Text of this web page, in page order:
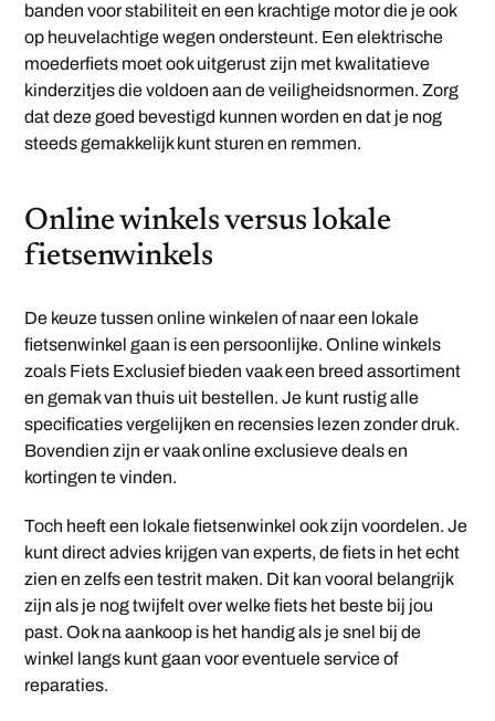
banden voor stabiliteit en een krachtige motor die je ook
op heuvelachtige wegen ondersteunt. Een elektrische
moederfiets moet ook uitgerust zijn met kwalitatieve
kinderzitjes die voldoen aan de veiligheidsnormen. Zorg
dat deze goed bevestigd kunnen worden en dat je nog
steeds gemakkelijk kunt sturen en remmen.
Online winkels versus lokale
fietsenwinkels
De keuze tussen online winkelen of naar een lokale
fietsenwinkel gaan is een persoonlijke. Online winkels
zoals Fiets Exclusief bieden vaak een breed assortiment
en gemak van thuis uit bestellen. Je kunt rustig alle
specificaties vergelijken en recensies lezen zonder druk.
Bovendien zijn er vaak online exclusieve deals en
kortingen te vinden.
Toch heeft een lokale fietsenwinkel ook zijn voordelen. Je
kunt direct advies krijgen van experts, de fiets in het echt
zien en zelfs een testrit maken. Dit kan vooral belangrijk
zijn als je nog twijfelt over welke fiets het beste bij jou
past. Ook na aankoop is het handig als je snel bij de
winkel langs kunt gaan voor eventuele service of
reparaties.